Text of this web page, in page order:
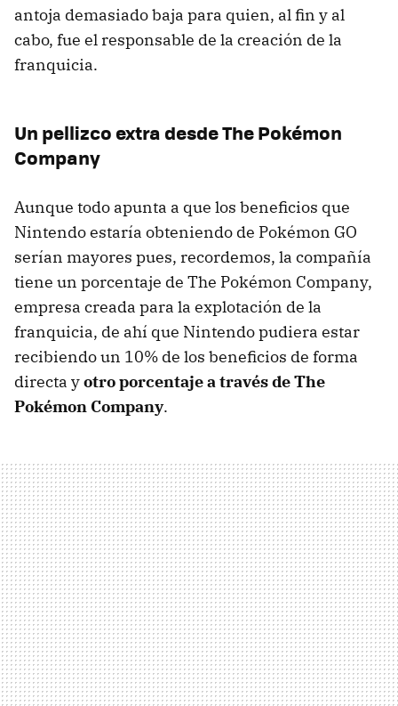
antoja demasiado baja para quien, al fin y al
cabo, fue el responsable de la creación de la
franquicia.
Un pellizco extra desde The Pokémon
Company
Aunque todo apunta a que los beneficios que
Nintendo estaría obteniendo de Pokémon GO
serían mayores pues, recordemos, la compañía
tiene un porcentaje de The Pokémon Company,
empresa creada para la explotación de la
franquicia, de ahí que Nintendo pudiera estar
recibiendo un 10% de los beneficios de forma
directa yotro porcentaje a través de The
Pokémon Company.